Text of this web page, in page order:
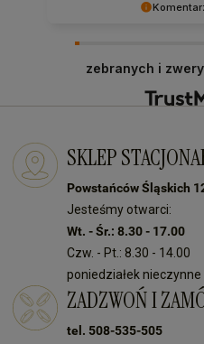
oczekiwaniom naszych
zebranych i
SKLEP
Powstańców Śląskich
Jesteśmy otwarci:
Wt. - Śr.: 8.30 - 17.00
Czw. - Pt.: 8.30 - 14.00
poniedziałek nieczynne
ZADZWOŃ I
tel. 508-535-505